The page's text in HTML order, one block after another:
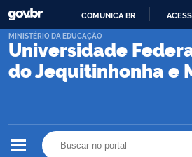
PARA
COMUNICA BR
Universidade
do Jequitinhonha e
MINISTÉRIO DA EDUCAÇÃO